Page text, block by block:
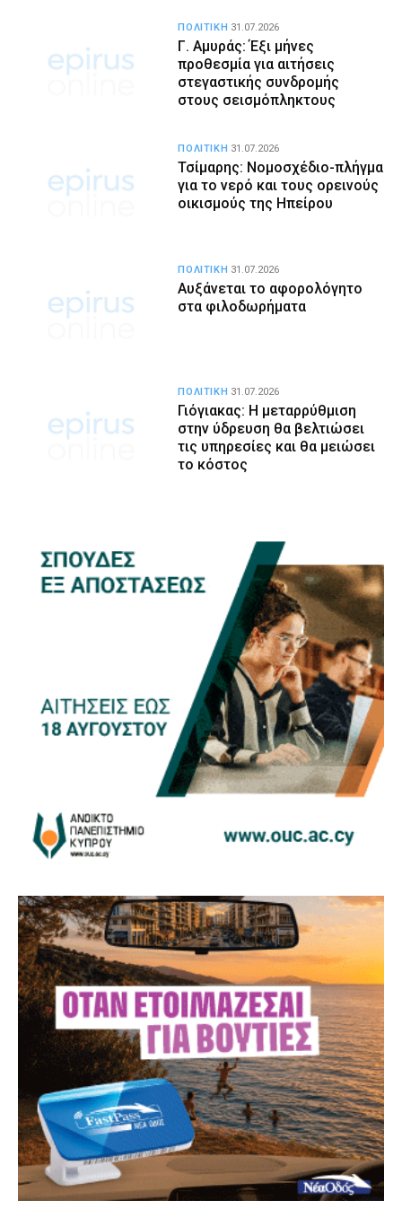
Γ. Αμυράς: Έξι μήνες
προθεσμία για αιτήσεις
στεγαστικής συνδρομής
στους σεισμόπληκτους
ΠΟΛΙΤΙΚΗ 31.07.2026
Τσίμαρης: Νομοσχέδιο-πλήγμα
για το νερό και τους ορεινούς
οικισμούς της Ηπείρου
ΠΟΛΙΤΙΚΗ 31.07.2026
Αυξάνεται το αφορολόγητο
στα φιλοδωρήματα
ΠΟΛΙΤΙΚΗ 31.07.2026
Γιόγιακας: Η μεταρρύθμιση
στην ύδρευση θα βελτιώσει
τις υπηρεσίες και θα μειώσει
το κόστος
ΠΟΛΙΤΙΚΗ 31.07.2026